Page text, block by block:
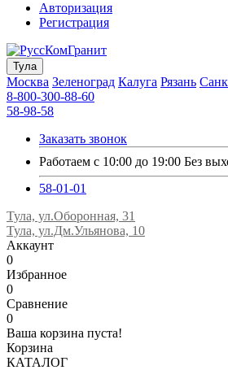
Авторизация
Регистрация
Тула
Москва Зеленоград Калуга Рязань
8-800-300-88-60
58-98-58
Заказать звонок
Работаем с 10:00 до 19:00 Без
58-01-01
Тула, ул.Оборонная, 31
Тула, ул.Дм.Ульянова, 10
Аккаунт
0
Избранное
0
Сравнение
0
Ваша корзина пуста!
Корзина
КАТАЛОГ